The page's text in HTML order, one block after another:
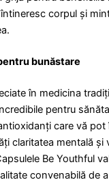
corpul și
bunăstare
în medicina
pentru
care vă pot
claritatea mentală și
Be Youthful
convenabilă de